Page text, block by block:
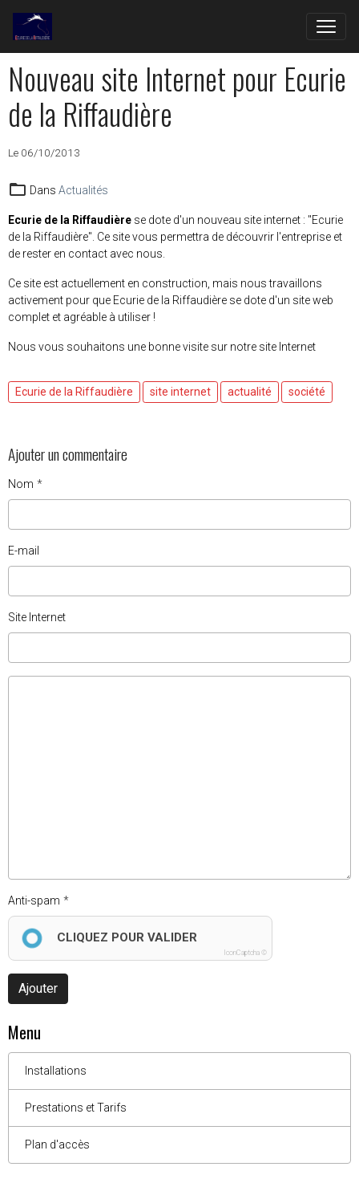
Nouveau site Internet pour Ecurie
de la Riffaudière
Le 06/10/2013
Dans Actualités
Ecurie de la Riffaudière se dote d'un nouveau site internet : "Ecurie
de la Riffaudière". Ce site vous permettra de découvrir l'entreprise et
de rester en contact avec nous.
Ce site est actuellement en construction, mais nous travaillons
activement pour que Ecurie de la Riffaudière se dote d'un site web
complet et agréable à utiliser !
Nous vous souhaitons une bonne visite sur notre site Internet
Ecurie de la Riffaudière site internet actualité société
Ajouter un commentaire
Nom
E-mail
Site Internet
Anti-spam
CLIQUEZ POUR VALIDER
IconCaptcha ©
Ajouter
Menu
Installations
Prestations et Tarifs
Plan d'accès